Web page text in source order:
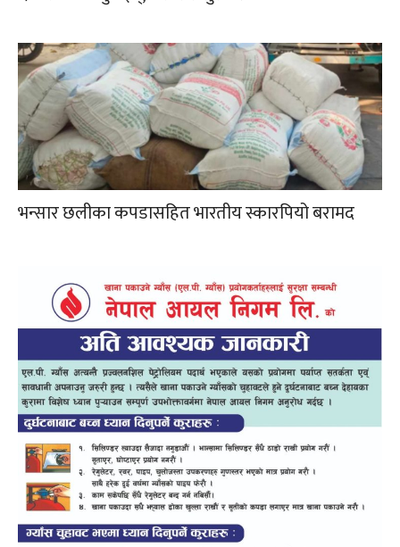
भन्सार छलीका कपडासहित भारतीय स्कारपियो बरामद